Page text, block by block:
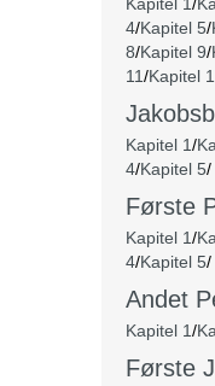
4/Kapitel 5/
8/Kapitel 9/
11/Kapitel
Kapitel 1/
4/Kapitel 5/
Første
Kapitel 1/
4/Kapitel 5/
Andet
Kapitel 1/
Første